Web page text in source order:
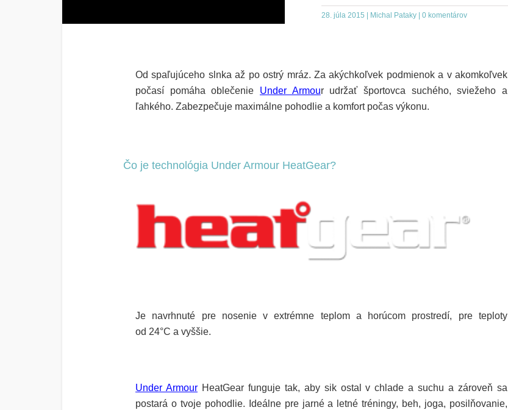
28. júla 2015 | Michal Pataky | 0 komentárov
Od spaľujúceho slnka až po ostrý mráz. Za akýchkoľvek podmienok a v akomkoľvek
počasí pomáha oblečenie Under Armour udržať športovca suchého, sviežeho a
ľahkého. Zabezpečuje maximálne pohodlie a komfort počas výkonu.
Čo je technológia Under Armour HeatGear?
Je navrhnuté pre nosenie v extrémne teplom a horúcom prostredí, pre teploty
od 24°C a vyššie.
Under Armour HeatGearfunguje tak, aby sik ostal v chlade a suchu a zároveň sa
postará o tvoje pohodlie. Ideálne pre jarné a letné tréningy, beh, joga, posilňovanie,